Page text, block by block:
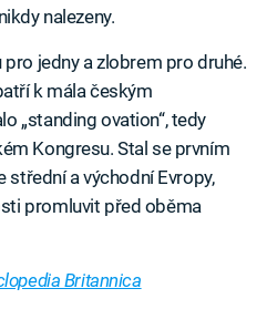
nalezeny.
jedny a zlobrem pro druhé.
k mála českým
„standing ovation“, tedy
Kongresu. Stal se prvním
a východní Evropy,
promluvit před oběma
Britannica